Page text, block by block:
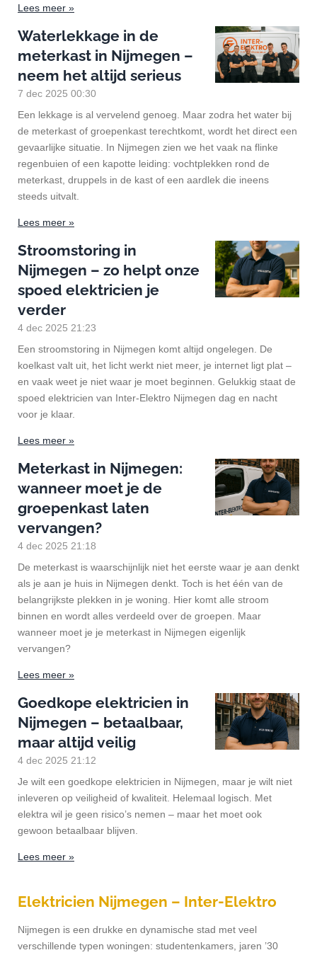
Lees meer »
Waterlekkage in de
meterkast in Nijmegen –
neem het altijd serieus
7 dec 2025 00:30
Een lekkage is al vervelend genoeg. Maar zodra het water bij
de meterkast of groepenkast terechtkomt, wordt het direct een
gevaarlijke situatie. In Nijmegen zien we het vaak na flinke
regenbuien of een kapotte leiding: vochtplekken rond de
meterkast, druppels in de kast of een aardlek die ineens
steeds uitvalt.
Lees meer »
Stroomstoring in
Nijmegen – zo helpt onze
spoed elektricien je
verder
4 dec 2025 21:23
Een stroomstoring in Nijmegen komt altijd ongelegen. De
koelkast valt uit, het licht werkt niet meer, je internet ligt plat –
en vaak weet je niet waar je moet beginnen. Gelukkig staat de
spoed elektricien van Inter-Elektro Nijmegen dag en nacht
voor je klaar.
Lees meer »
Meterkast in Nijmegen:
wanneer moet je de
groepenkast laten
vervangen?
4 dec 2025 21:18
De meterkast is waarschijnlijk niet het eerste waar je aan denkt
als je aan je huis in Nijmegen denkt. Toch is het één van de
belangrijkste plekken in je woning. Hier komt alle stroom
binnen en wordt alles verdeeld over de groepen. Maar
wanneer moet je je meterkast in Nijmegen eigenlijk
vervangen?
Lees meer »
Goedkope elektricien in
Nijmegen – betaalbaar,
maar altijd veilig
4 dec 2025 21:12
Je wilt een goedkope elektricien in Nijmegen, maar je wilt niet
inleveren op veiligheid of kwaliteit. Helemaal logisch. Met
elektra wil je geen risico’s nemen – maar het moet ook
gewoon betaalbaar blijven.
Lees meer »
Elektricien Nijmegen – Inter-Elektro
Nijmegen is een drukke en dynamische stad met veel
verschillende typen woningen: studentenkamers, jaren ’30